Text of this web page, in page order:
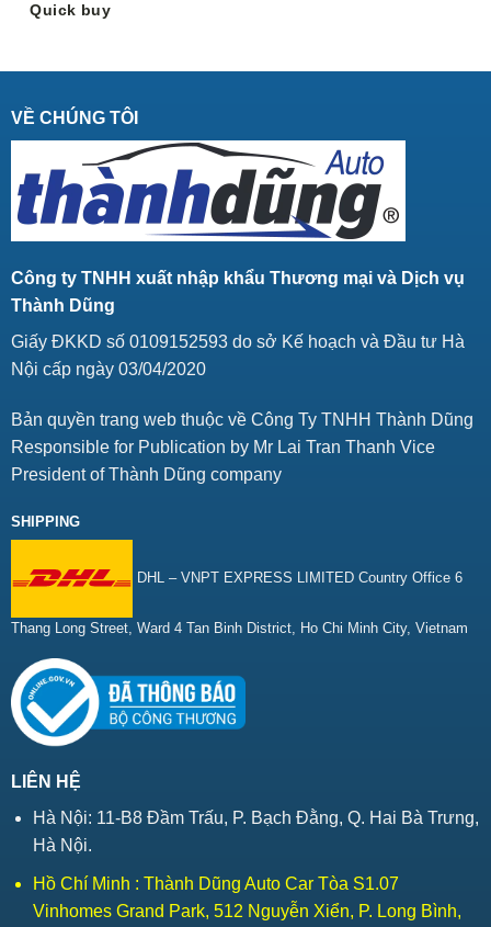
Quick buy
VỀ CHÚNG TÔI
Công ty TNHH xuất nhập khẩu Thương mại và Dịch vụ
Thành Dũng
Giấy ĐKKD số 0109152593 do sở Kế hoạch và Đầu tư Hà
Nội cấp ngày 03/04/2020
Bản quyền trang web thuộc về Công Ty TNHH Thành Dũng
Responsible for Publication by Mr Lai Tran Thanh Vice
President of Thành Dũng company
SHIPPING
DHL – VNPT EXPRESS LIMITED Country Office 6
Thang Long Street, Ward 4 Tan Binh District, Ho Chi Minh City, Vietnam
LIÊN HỆ
Hà Nội: 11-B8 Đầm Trấu, P. Bạch Đằng, Q. Hai Bà Trưng,
Hà Nội.
Hồ Chí Minh : Thành Dũng Auto Car Tòa S1.07
Vinhomes Grand Park, 512 Nguyễn Xiển, P. Long Bình,